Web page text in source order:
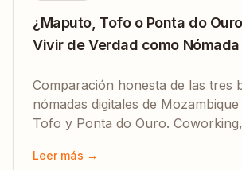
¿Maputo, Tofo o Ponta do
Vivir de Verdad como
Comparación honesta de las tres
nómadas digitales de
Tofo y Ponta do Ouro.
2026.
Leer más →